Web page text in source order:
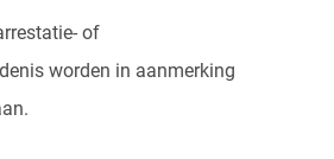
of
worden in aanmerking